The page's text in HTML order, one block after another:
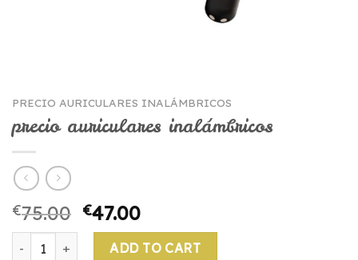
PRECIO AURICULARES INALÁMBRICOS
precio auriculares inalámbricos
€75.00 €47.00
precio auriculares inalámbricos quantity
ADD TO CART